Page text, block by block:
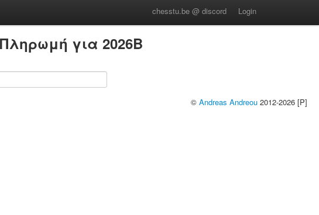
chesstu.be @ discord Login
για 2026B
© Andreas Andreou 2012-2026 [P]